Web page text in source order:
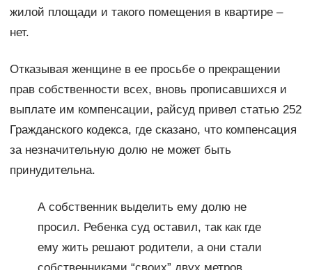
жилой площади и такого помещения в квартире –
нет.
Отказывая женщине в ее просьбе о прекращении
прав собственности всех, вновь прописавшихся и
выплате им компенсации, райсуд привел статью 252
Гражданского кодекса, где сказано, что компенсация
за незначительную долю не может быть
принудительна.
А собственник выделить ему долю не
просил. Ребенка суд оставил, так как где
ему жить решают родители, а они стали